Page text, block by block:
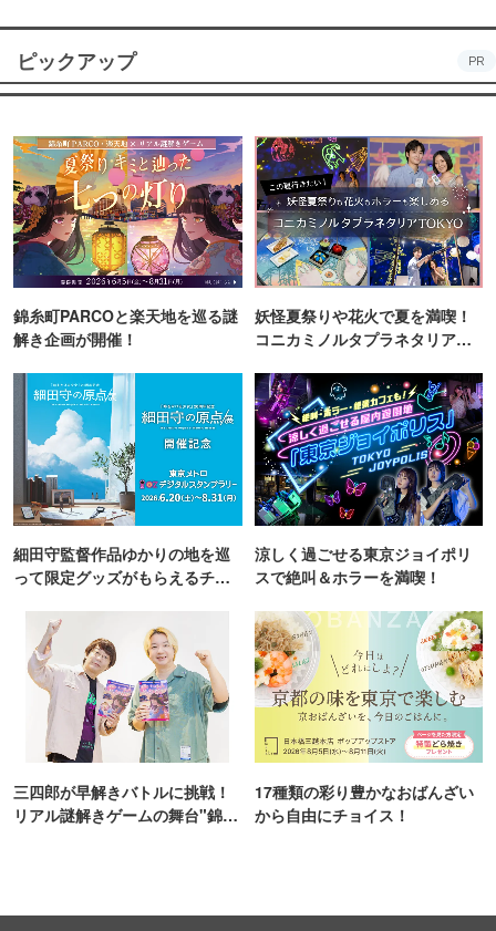
ピックアップ PR
錦糸町PARCOと楽天地を巡る謎
解き企画が開催！
妖怪夏祭りや花火で夏を満喫！
コニカミノルタプラネタリア
細田守監督作品ゆかりの地を巡
って限定グッズがもらえるチャ
涼しく過ごせる東京ジョイポリ
スで絶叫＆ホラーを満喫！
三四郎が早解きバトルに挑戦！
リアル謎解きゲームの舞台"錦糸
17種類の彩り豊かなおばんざい
から自由にチョイス！